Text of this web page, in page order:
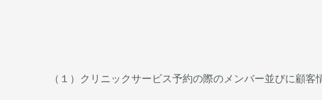
（１）クリニックサービス予約の際のメンバー並びに顧客